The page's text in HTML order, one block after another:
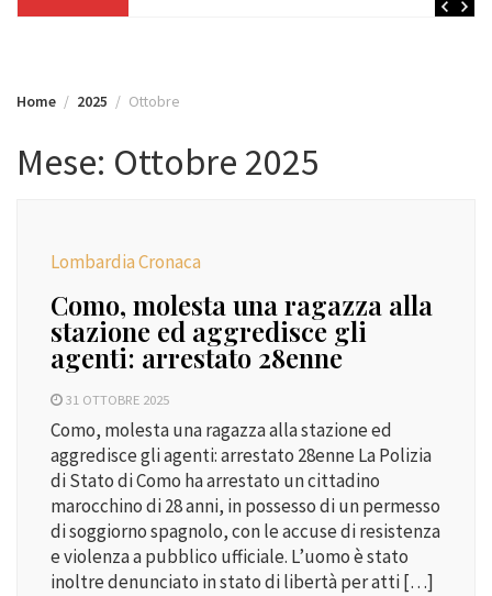
Home 2025 Ottobre
Mese: Ottobre 2025
Lombardia Cronaca
Como, molesta una ragazza alla
stazione ed aggredisce gli
agenti: arrestato 28enne
31 OTTOBRE 2025
Como, molesta una ragazza alla stazione ed
aggredisce gli agenti: arrestato 28enne La Polizia
di Stato di Como ha arrestato un cittadino
marocchino di 28 anni, in possesso di un permesso
di soggiorno spagnolo, con le accuse di resistenza
e violenza a pubblico ufficiale. L’uomo è stato
inoltre denunciato in stato di libertà per atti […]